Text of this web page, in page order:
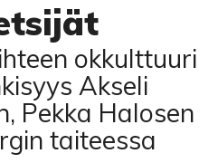
okkulttuuri
Akseli
Pekka Halosen
taiteessa